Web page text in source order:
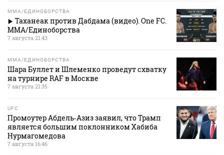
MMA/ЕДИНОБОРСТВА
Таханеак против Дабдама (видео). One FC.
MMA/Единоборства
7 августа 21:43
MMA/ЕДИНОБОРСТВА
Шара Буллет и Шлеменко проведут схватку
на турнире RAF в Москве
7 августа 21:35
UFC
Промоутер Абдель‑Азиз заявил, что Трамп
является большим поклонником Хабиба
Нурмагомедова
7 августа 16:46